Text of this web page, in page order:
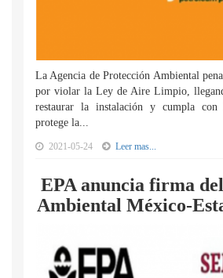
La Agencia de Protección Ambiental
por violar la Ley de Aire Limpio,
restaurar la instalación y cumpla
protege la...
2021-05-24 Leer mas...
EPA anuncia firma
Ambiental México-